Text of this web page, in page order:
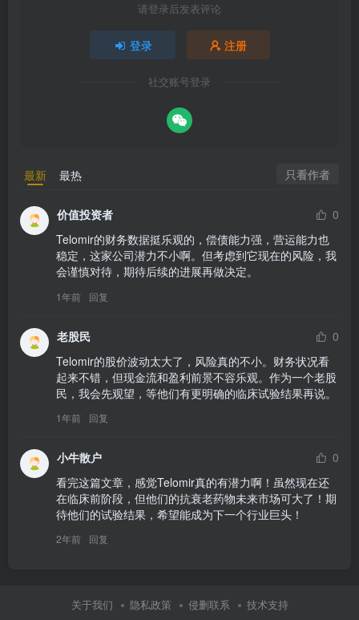
请登录后发表评论
登录 注册
社交账号登录
最新 最热 只看作者
价值投资者
0
Telomir的财务数据挺乐观的，偿债能力强，营运能力也
稳定，这家公司潜力不小啊。但考虑到它现在的风险，我
会谨慎对待，期待后续的进展再做决定。
1年前 回复
老股民
0
Telomir的股价波动太大了，风险真的不小。财务状况看
起来不错，但现金流和盈利前景不容乐观。作为一个老股
民，我会先观望，等他们有更明确的临床试验结果再说。
1年前 回复
小牛散户
0
看完这篇文章，感觉Telomir真的有潜力啊！虽然现在还
在临床前阶段，但他们的抗衰老药物未来市场可大了！期
待他们的试验结果，希望能成为下一个行业巨头！
2年前 回复
关于我们 隐私政策 侵删联系 技术支持